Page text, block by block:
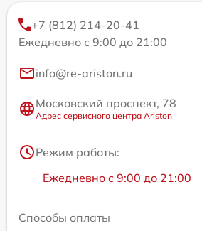
+7 (812) 214-20-41
Ежедневно с 9:00 до 21:00
info@re-ariston.ru
Московский проспект, 78
Адрес сервисного центра Ariston
Режим работы:
Ежедневно с 9:00 до 21:00
Способы оплаты